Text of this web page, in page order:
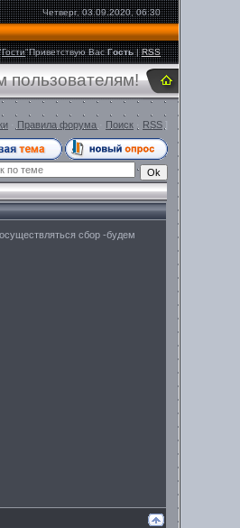
Четверг, 03.09.2020, 06:30
Гости"Приветствую Вас Гость |RSS
пользователям!
Правила форума Поиск RSS ]
сбор -будем